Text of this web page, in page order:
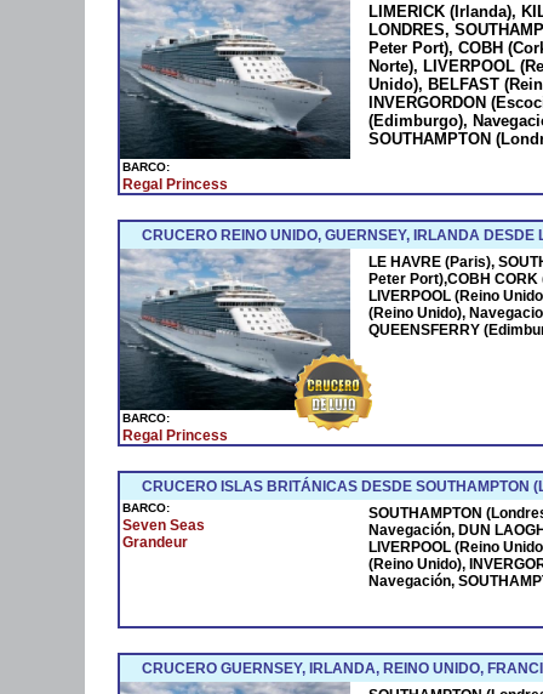
BARCO:
Regal Princess
LIMERICK (Irlanda),
LONDRES,
Peter Port), COBH
Norte), LIVERPOOL
Unido), BELFAST
INVERGORDON
(Edimburgo),
SOUTHAMPTON
CRUCERO REINO UNIDO, GUERNSEY, IRLANDA DESDE
BARCO:
Regal Princess
LE HAVRE (Paris),
Peter Port),COBH
LIVERPOOL (Reino
(Reino Unido),
QUEENSFERRY
CRUCERO ISLAS BRITÁNICAS DESDE SOUTHAMPTON
BARCO:
Seven Seas
Grandeur
SOUTHAMPTON
Navegación, DUN
LIVERPOOL (Reino
(Reino Unido),
Navegación,
CRUCERO GUERNSEY, IRLANDA, REINO UNIDO,